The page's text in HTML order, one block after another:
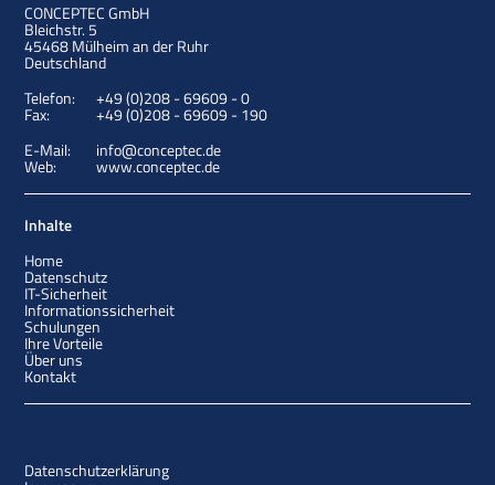
CONCEPTEC GmbH
Bleichstr. 5
45468Mülheim an der Ruhr
Deutschland
Telefon:
+49 (0)208 - 69609 - 0
Fax:
+49 (0)208 - 69609 - 190
E-Mail:
info@conceptec.de
Web: www.conceptec.de
Inhalte
Home
Datenschutz
IT-Sicherheit
Informationssicherheit
Schulungen
Ihre Vorteile
Über uns
Kontakt
Datenschutzerklärung